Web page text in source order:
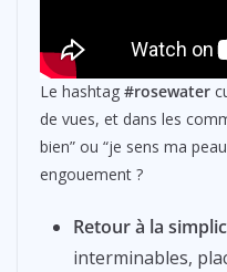
Le hashtag #rosewater
de vues, et dans les
bien” ou “je sens ma
engouement ?
Retour à la
interminables,